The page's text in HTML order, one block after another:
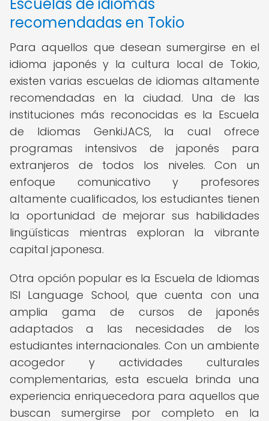
recomendadas en Tokio
Para aquellos que desean sumergirse en el
idioma japonés y la cultura local de Tokio,
existen varias escuelas de idiomas altamente
recomendadas en la ciudad. Una de las
instituciones más reconocidas es la Escuela
de Idiomas GenkiJACS, la cual ofrece
programas intensivos de japonés para
extranjeros de todos los niveles. Con un
enfoque comunicativo y profesores
altamente cualificados, los estudiantes tienen
la oportunidad de mejorar sus habilidades
lingüísticas mientras exploran la vibrante
capital japonesa.
Otra opción popular es la Escuela de Idiomas
ISI Language School, que cuenta con una
amplia gama de cursos de japonés
adaptados a las necesidades de los
estudiantes internacionales. Con un ambiente
acogedor y actividades culturales
complementarias, esta escuela brinda una
experiencia enriquecedora para aquellos que
buscan sumergirse por completo en la